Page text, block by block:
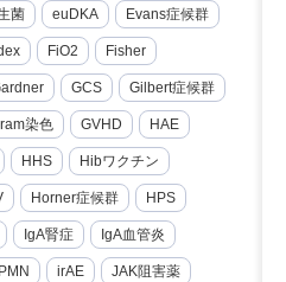
菌 euDKA Evans症候群
FiO2 Fisher
GCS Gilbert症候群
染色 GVHD HAE
HHS Hibワクチン
Horner症候群 HPS
IgA腎症 IgA血管炎
IPMN irAE JAK阻害薬